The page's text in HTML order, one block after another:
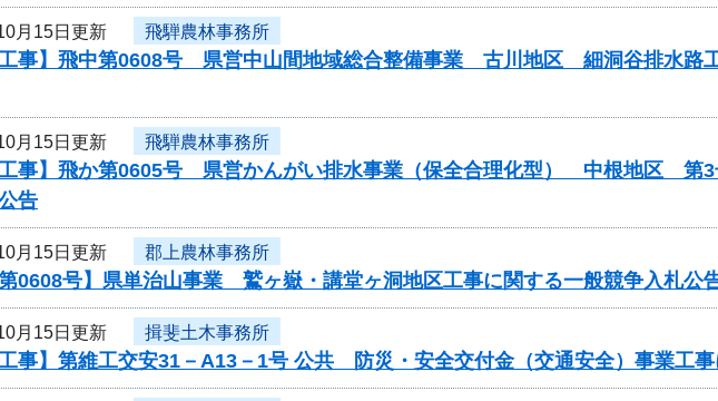
月15日更新 飛騨農林事務所
工事】飛中第0608号 県営中山間地域総合整備事業 古川地区 細洞谷排水路
月15日更新 飛騨農林事務所
工事】飛か第0605号 県営かんがい排水事業（保全合理化型） 中根地区 第3
告
月15日更新 郡上農林事務所
第0608号】県単治山事業 鷲ヶ嶽・講堂ヶ洞地区工事に関する一般競争入札公
月15日更新 揖斐土木事務所
工事】第維工交安31－A13－1号 公共 防災・安全交付金（交通安全）事業工